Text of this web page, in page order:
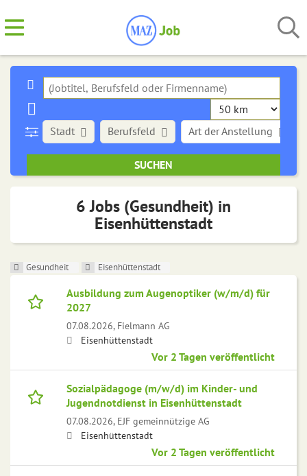
Stadt Art der Anstellung
Berufsfeld
6 Jobs (Gesundheit) in
Eisenhüttenstadt
Gesundheit Eisenhüttenstadt
Ausbildung zum Augenoptiker (w/m/d) für
2027
07.08.2026, Fielmann AG
Eisenhüttenstadt
Vor 2 Tagen veröffentlicht
Sozialpädagoge (m/w/d) im Kinder- und
Jugendnotdienst in Eisenhüttenstadt
07.08.2026, EJF gemeinnützige AG
Eisenhüttenstadt
Vor 2 Tagen veröffentlicht